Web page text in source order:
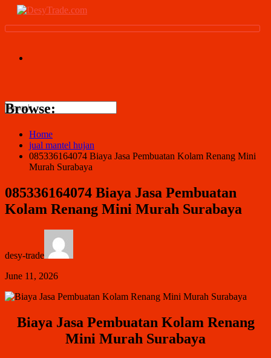
Browse:
Home
jual mantel hujan
085336164074 Biaya Jasa Pembuatan Kolam Renang Mini
Murah Surabaya
085336164074 Biaya Jasa Pembuatan
Kolam Renang Mini Murah Surabaya
desy-trade
June 11, 2026
Biaya Jasa Pembuatan Kolam Renang
Mini Murah Surabaya